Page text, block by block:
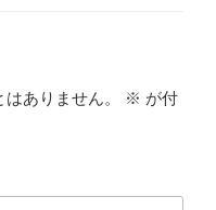
ありません。 ※ が付